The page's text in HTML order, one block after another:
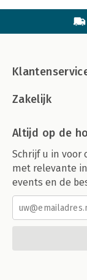
Zakelijk
Altijd op de
Schrijf u in voor
met relevante
events en de